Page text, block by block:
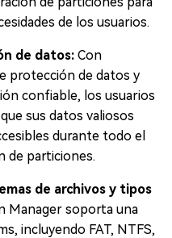
de los usuarios.
de datos: Con
protección de datos y
confiable, los usuarios
sus datos valiosos
durante todo el
de particiones.
de archivos y tipos
Manager soporta una
incluyendo FAT, NTFS,